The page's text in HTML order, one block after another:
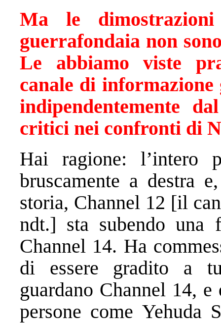
Ma le
guerrafondaia non
Le abbiamo viste
canale di
indipendentemente
critici nei confronti di
Hai ragione: l’intero
bruscamente a destra
storia, Channel 12 [il
ndt.] sta subendo una
Channel 14. Ha
di essere gradito a
guardano Channel 14,
persone come Yehuda